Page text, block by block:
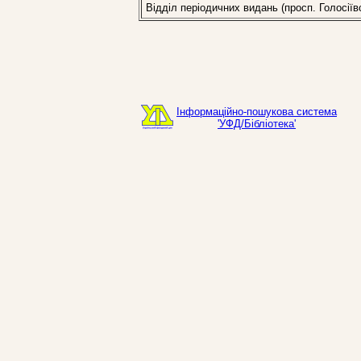
Відділ періодичних видань (просп.
Інформаційно-пошукова система
'УФД/Бібліотека'